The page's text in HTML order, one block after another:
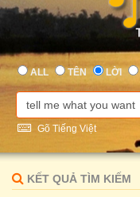
ALL TÊN LỜI
Gõ Tiếng Việt
KẾT QUẢ TÌM KIẾM